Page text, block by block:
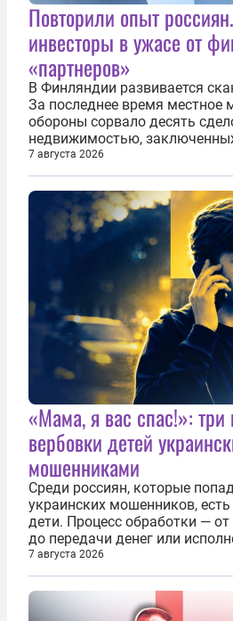
Повторили опыт
инвесторы в ужасе от
«партнеров»
В Финляндии развивается
За последнее время местное
обороны сорвало десять
недвижимостью,
фирмами с китайским
заявили, что они могли
создания в Финляндии
следить за...
7 августа 2026
«Мама, я вас спас!»: три
вербовки детей
мошенниками
Среди россиян, которые
украинских мошенников,
дети. Процесс обработки — от
до передачи денег или
кураторов может занять от
нескольких месяцев. Детей
послушных исполнителей,
7 августа 2026